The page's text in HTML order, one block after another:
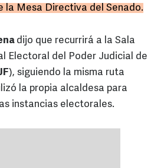
la Mesa Directiva del Senado.
dijo que recurrirá a la Sala
Electoral del Poder Judicial de
), siguiendo la misma ruta
la propia alcaldesa para
instancias electorales.